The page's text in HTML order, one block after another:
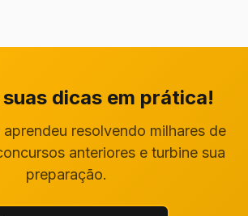
dicas em prática!
resolvendo milhares de
anteriores e turbine sua
preparação.